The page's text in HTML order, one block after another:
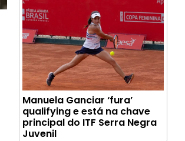
Manuela Ganciar ‘fura’
qualifying e está na chave
principal do ITF Serra Negra
Juvenil